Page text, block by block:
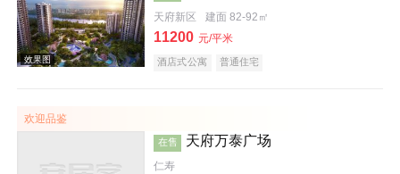
效果图
天府新区 建面 82-92㎡
11200 元/平米
酒店式公寓 普通住宅
欢迎品鉴
在售 天府万泰广场
仁寿